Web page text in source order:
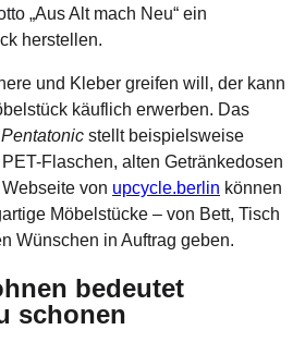
„Aus Alt mach Neu“ ein
herstellen.
und Kleber greifen will, der kann
käuflich erwerben. Das
Pentatonic stellt beispielsweise
Flaschen, alten Getränkedosen
von upcycle.berlin können
Möbelstücke – von Bett, Tisch
Wünschen in Auftrag geben.
bedeutet
schonen